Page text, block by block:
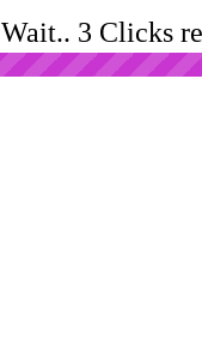
Wait.. 3 Clicks